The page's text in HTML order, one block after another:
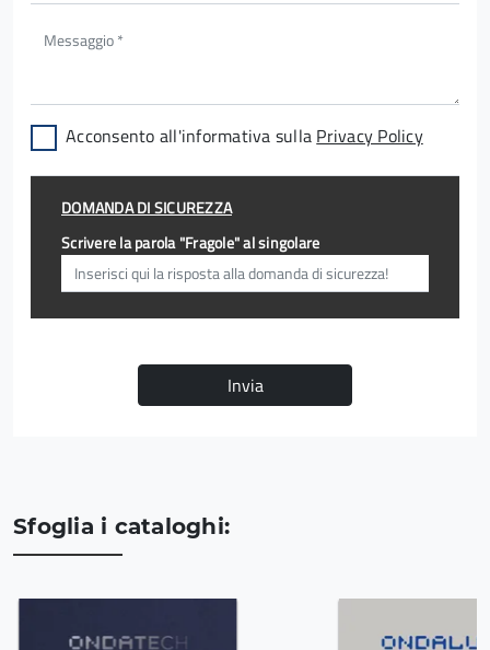
Acconsento all'informativa sulla Privacy Policy
DOMANDA DI SICUREZZA
Scrivere la parola "Fragole" al singolare
Invia
Sfoglia i cataloghi: